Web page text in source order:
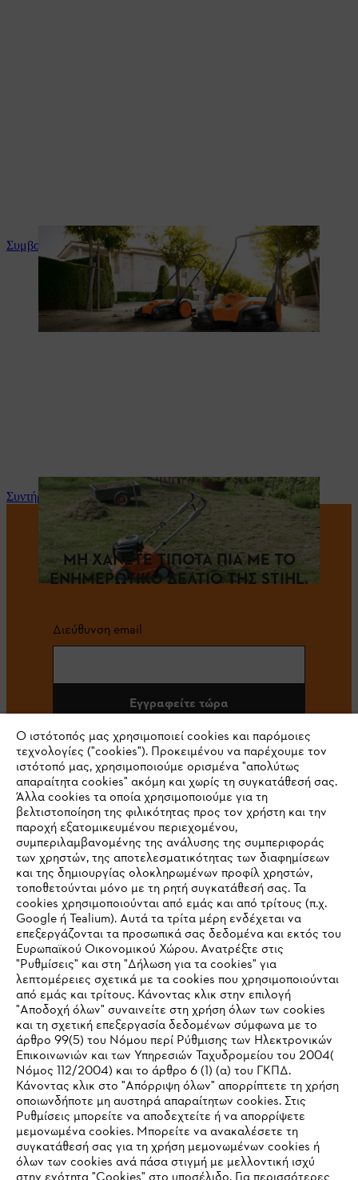
Συμβουλές και οδηγίες για το προϊόν
Συντήρηση και επισκευή
ΜΗ ΧΑΝΕΤΕ ΤΙΠΟΤΑ ΠΙΑ ΜΕ ΤΟ
ΕΝΗΜΕΡΩΤΙΚΟ ΔΕΛΤΙΟ ΤΗΣ STIHL.
Διεύθυνση email
Εγγραφείτε τώρα
#STIHL
Εταιρεία
STIHL Συχνές ερωτήσεις
Service
Πολιτική απορρήτου Νομικό κείμενο Cookies
IHR BROWSER WIRD NICHT
UNTERSTÜTZT
Sie nutzen einen Browser, den wir noch nicht unterstützen. Für
eine optimale Nutzung unserer Seite empfehlen wir Ihnen, zu
einem der folgenden Browser zu wechseln:
Ο ιστότοπός μας χρησιμοποιεί cookies και παρόμοιες
τεχνολογίες ("cookies"). Προκειμένου να παρέχουμε τον
ιστότοπό μας, χρησιμοποιούμε ορισμένα "απολύτως
απαραίτητα cookies" ακόμη και χωρίς τη συγκατάθεσή σας.
Άλλα cookies τα οποία χρησιμοποιούμε για τη
βελτιστοποίηση της φιλικότητας προς τον χρήστη και την
παροχή εξατομικευμένου περιεχομένου,
συμπεριλαμβανομένης της ανάλυσης της συμπεριφοράς
των χρηστών, της αποτελεσματικότητας των διαφημίσεων
και της δημιουργίας ολοκληρωμένων προφίλ χρηστών,
τοποθετούνται μόνο με τη ρητή συγκατάθεσή σας. Τα
cookies χρησιμοποιούνται από εμάς και από τρίτους (π.χ.
Google ή Tealium). Αυτά τα τρίτα μέρη ενδέχεται να
επεξεργάζονται τα προσωπικά σας δεδομένα και εκτός του
Ευρωπαϊκού Οικονομικού Χώρου. Ανατρέξτε στις
"Ρυθμίσεις" και στη "Δήλωση για τα cookies" για
λεπτομέρειες σχετικά με τα cookies που χρησιμοποιούνται
από εμάς και τρίτους. Κάνοντας κλικ στην επιλογή
"Αποδοχή όλων" συναινείτε στη χρήση όλων των cookies
και τη σχετική επεξεργασία δεδομένων σύμφωνα με το
άρθρο 99(5) του Νόμου περί Ρύθμισης των Ηλεκτρονικών
Επικοινωνιών και των Υπηρεσιών Ταχυδρομείου του 2004(
Νόμος 112/2004) και το άρθρο 6 (1) (α) του ΓΚΠΔ.
Κάνοντας κλικ στο "Απόρριψη όλων" απορρίπτετε τη χρήση
οποιωνδήποτε μη αυστηρά απαραίτητων cookies. Στις
Ρυθμίσεις μπορείτε να αποδεχτείτε ή να απορρίψετε
μεμονωμένα cookies. Μπορείτε να ανακαλέσετε τη
συγκατάθεσή σας για τη χρήση μεμονωμένων cookies ή
όλων των cookies ανά πάσα στιγμή με μελλοντική ισχύ